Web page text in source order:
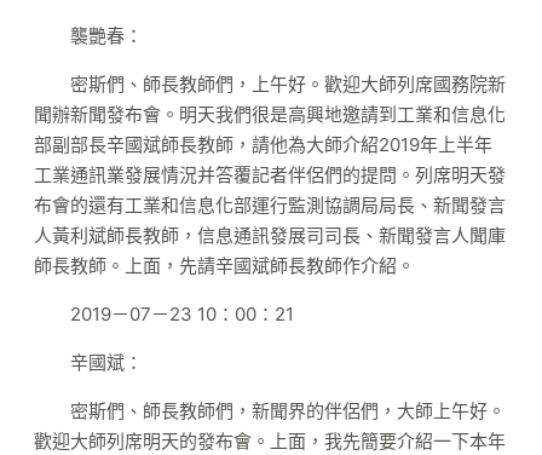
襲艷春：
密斯們、師長教師們，上午好。歡迎大師列席國務院新
聞辦新聞發布會。明天我們很是高興地邀請到工業和信息化
部副部長辛國斌師長教師，請他為大師介紹2019年上半年
工業通訊業發展情況并答覆記者伴侶們的提問。列席明天發
布會的還有工業和信息化部運行監測協調局局長、新聞發言
人黃利斌師長教師，信息通訊發展司司長、新聞發言人聞庫
師長教師。上面，先請辛國斌師長教師作介紹。
2019－07－23 10：00：21
辛國斌：
密斯們、師長教師們，新聞界的伴侶們，大師上午好。
歡迎大師列席明天的發布會。上面，我先簡要介紹一下本年